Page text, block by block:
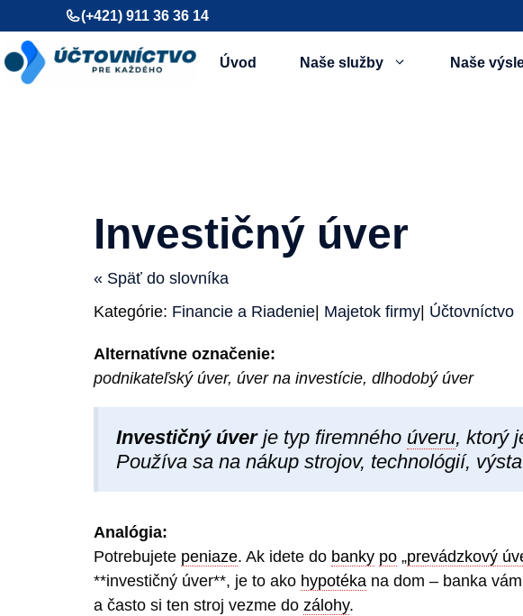
Preskočiť
na
obsah
(+421) 911 36 36 14
Úvod Naše služby Naše
Investičný úver
« Späť do slovníka
Kategórie: Financie a Riadenie Majetok firmy Účtovníctvo
Alternatívne označenie:
podnikateľský úver, úver na investície, dlhodobý úver
Investičný úverje typ firemného úveru, ktorý
Používa sa na nákup strojov, technológií,
Analógia:
Potrebujete peniaze. Ak idete do banky po „prevádzkový
**investičný úver**, je to ako hypotéka na dom – banka
a často si ten stroj vezme do zálohy.